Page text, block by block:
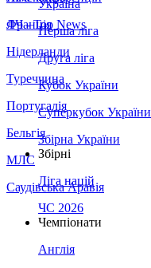
Франція
Нідерланди
Туреччина
Португалія
Бельгія
МЛС
Саудівська Аравія
ЛЧ - Top News
Україна
Перша ліга
Друга ліга
Кубок України
Суперкубок України
Збірна України
Збірні
Ліга націй
ЧС 2026
Чемпіонати
Англія